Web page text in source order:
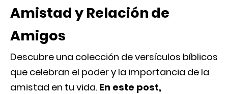
Amistad y Relación de
Amigos
Descubre una colección de versículos bíblicos
que celebran el poder y la importancia de la
amistad en tu vida. En este post,